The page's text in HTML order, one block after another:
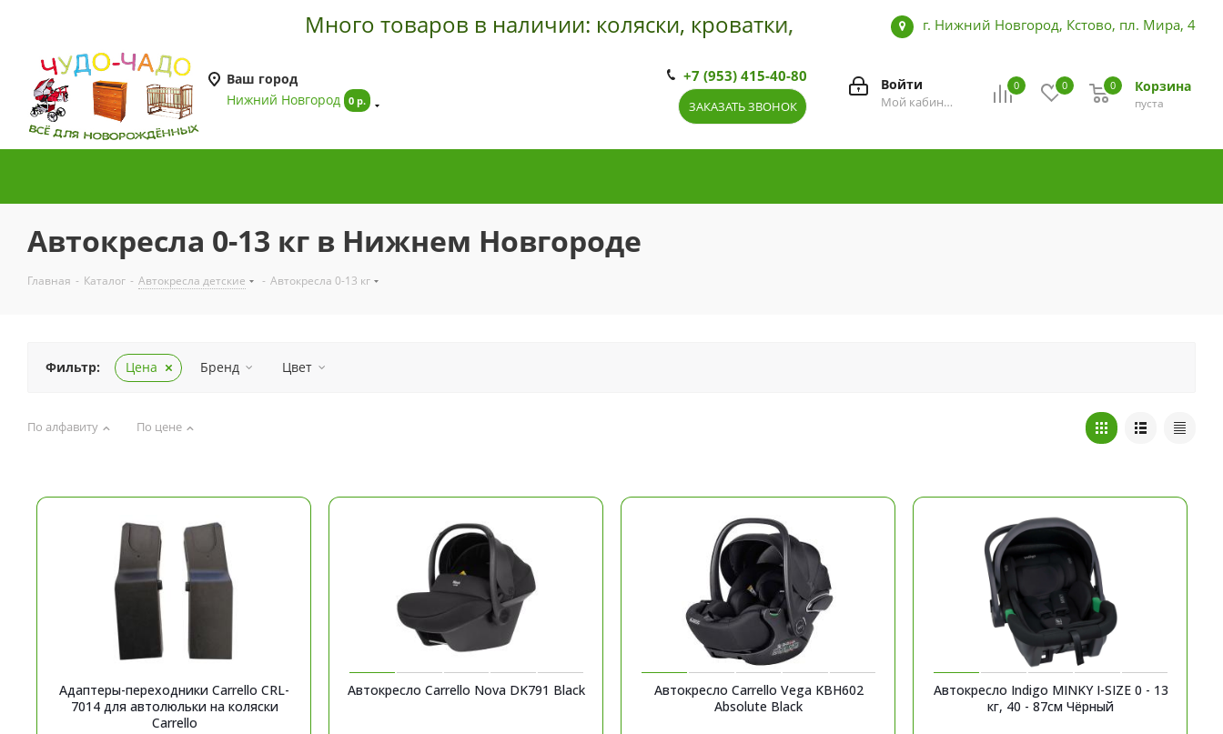
Много товаров в наличии: коляски, кроватки, пеленальные комоды, матрасы,
г. Нижний Новгород, Кстово, пл. Мира, 4
Ваш город
Нижний Новгород 0 р.
0 0 Корзина
0
пуста
0
Войти
Мой кабинет
+7 (953) 415-40-80
ЗАКАЗАТЬ ЗВОНОК
Автокресла 0-13 кг в Нижнем Новгороде
Главная - Каталог - Автокресла детские - Автокресла 0-13 кг
Фильтр: Цена Бренд Цвет
По алфавиту По цене
Адаптеры-переходники Carrello CRL-
7014 для автолюльки на коляски
Carrello
Автокресло Carrello Nova DK791 Black
Автокресло Carrello Vega KBH602
Absolute Black
Автокресло Indigo MINKY I-SIZE 0 - 13
кг, 40 - 87см Чёрный